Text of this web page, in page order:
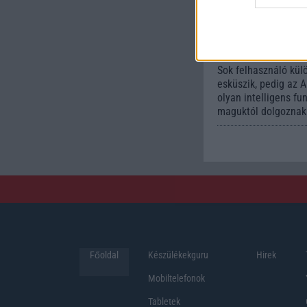
Sok felhasználó
esküszik, pedig az
olyan intelligens
maguktól
Főoldal Készülékekguru
Mobiltelefonok
Tabletek
Hirek